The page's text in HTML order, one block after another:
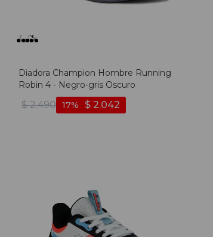
Diadora Champion Hombre Running
Robin 4 - Negro-gris Oscuro
$ 2.490 $ 2.042
17